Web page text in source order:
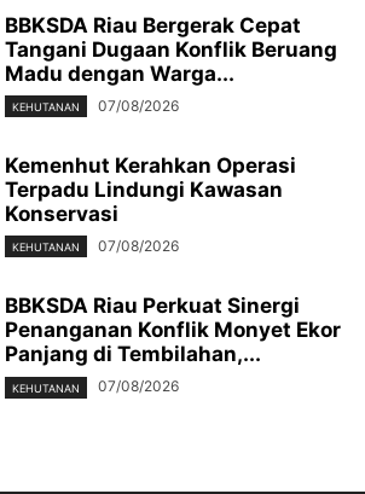
BBKSDA Riau Bergerak Cepat
Tangani Dugaan Konflik Beruang
Madu dengan Warga...
KEHUTANAN 07/08/2026
Kemenhut Kerahkan Operasi
Terpadu Lindungi Kawasan
Konservasi
KEHUTANAN 07/08/2026
BBKSDA Riau Perkuat Sinergi
Penanganan Konflik Monyet Ekor
Panjang di Tembilahan,...
KEHUTANAN 07/08/2026